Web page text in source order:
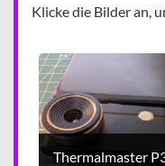
Klicke die Bilder an,
Thermalmaster